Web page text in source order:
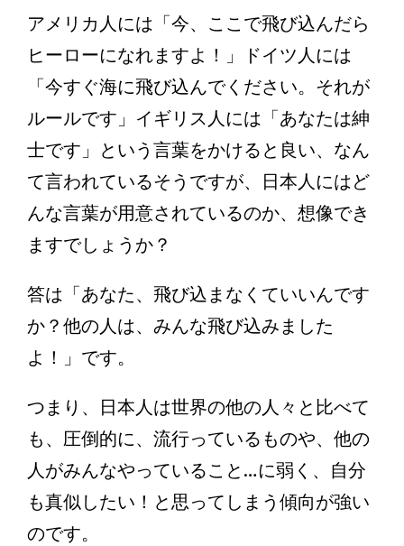
アメリカ人には「今、ここで飛び込んだら
ヒーローになれますよ！」ドイツ人には
「今すぐ海に飛び込んでください。それが
ルールです」イギリス人には「あなたは紳
士です」という言葉をかけると良い、なん
て言われているそうですが、日本人にはど
んな言葉が用意されているのか、想像でき
ますでしょうか？
答は「あなた、飛び込まなくていいんです
か？他の人は、みんな飛び込みました
よ！」です。
つまり、日本人は世界の他の人々と比べて
も、圧倒的に、流行っているものや、他の
人がみんなやっていること…に弱く、自分
も真似したい！と思ってしまう傾向が強い
のです。